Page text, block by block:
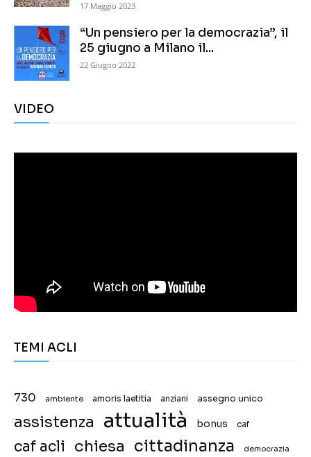
17 Maggio 2023
“Un pensiero per la democrazia”, il
25 giugno a Milano il...
22 Giugno 2022
VIDEO
TEMI ACLI
730 ambiente amoris laetitia anziani assegno unico
assistenza attualità bonus caf
caf acli chiesa cittadinanza democrazia